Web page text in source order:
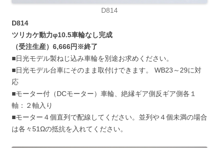
D814
D814
ツリカケ動力φ10.5車輪なし完成
（受注生産）6,666円※終了
■日光モデル製ねじ込み車輪を別途お求めください。
■日光モデル台車にそのまま取付けできます。 WB23～29に対
応
■モーター付（DCモーター）車輪、絶縁ギア側反ギア側各１
軸：２軸入り
■モーター４個直列で配線してください。並列や４個未満の場合
は各々51Ωの抵抗を入れてください。